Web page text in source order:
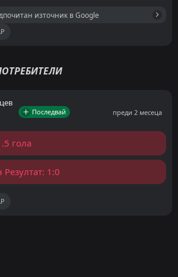
източник в Google
Последвай преди 2 месеца
гола
Резултат: 1:0